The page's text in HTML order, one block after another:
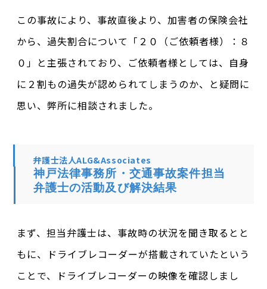
この事故により、事故直後より、加害者の保険会社
から、過失割合について「２０（ご依頼者様）：８
０」と主張されており、ご依頼者様としては、自身
に２割もの過失が認められてしまうのか、と疑問に
思い、弊所に相談されました。
弁護士法人ALG&Associates
神戸法律事務所・交通事故案件担当
弁護士の活動及び解決結果
まず、担当弁護士は、事故時の状況を聞き取るとと
もに、ドライブレコーダーが搭載されていたという
ことで、ドライブレコーダーの映像を確認しまし